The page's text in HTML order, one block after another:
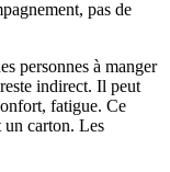
pas de
personnes à manger
indirect. Il peut
fatigue. Ce
un carton. Les